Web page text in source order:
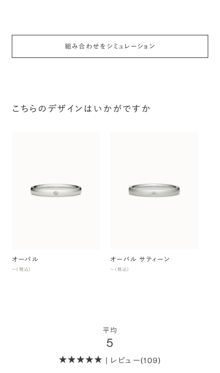
組み合わせをシミュレーション
こちらのデザインはいかがですか
オーバル
〜（税込）
オーバル サティーン
〜（税込）
平均
5
| レビュー(109)